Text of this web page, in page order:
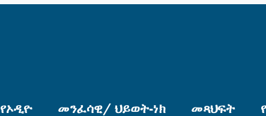
የኦዲዮ መንፈሳዊ/ ህይወት-ነክ መጻህፍት